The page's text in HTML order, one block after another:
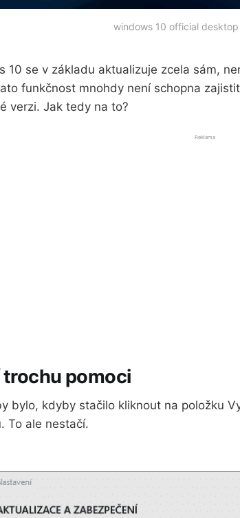
windows 10 official
10 se v základu aktualizuje zcela sám,
funkčnost mnohdy není schopna
verzi. Jak tedy na to?
Reklama
trochu pomoci
bylo, kdyby stačilo kliknout na položku
To ale nestačí.